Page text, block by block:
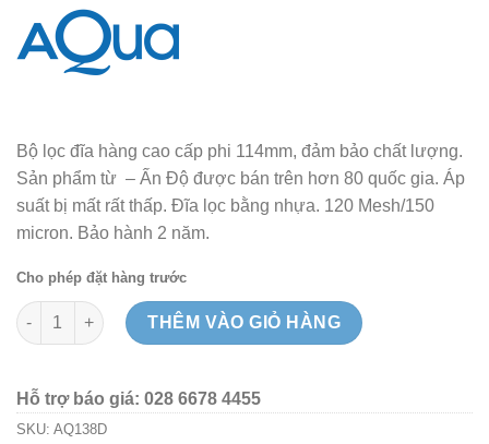
Bộ lọc đĩa hàng cao cấp phi 114mm, đảm bảo chất lượng.
Sản phẩm từ – Ấn Độ được bán trên hơn 80 quốc gia. Áp
suất bị mất rất thấp. Đĩa lọc bằng nhựa. 120 Mesh/150
micron. Bảo hành 2 năm.
Cho phép đặt hàng trước
Bộ lọc đĩa phi 114 AQ538D - Ấn Độ số lượng
THÊM VÀO GIỎ HÀNG
Hỗ trợ báo giá: 028 6678 4455
SKU: AQ138D